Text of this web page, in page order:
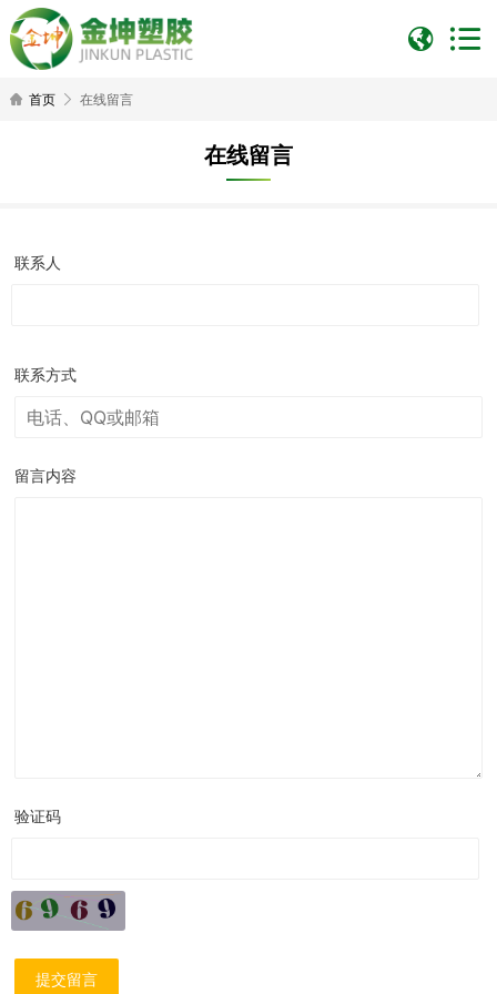
首页 在线留言
在线留言
联系人
联系方式
留言内容
验证码
提交留言